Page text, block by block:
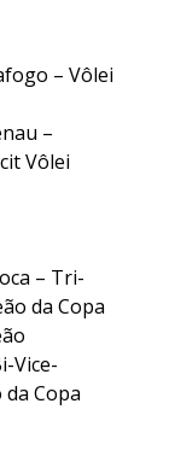
– Vôlei
–
Vôlei
– Tri-
da Copa
Vice-
Copa